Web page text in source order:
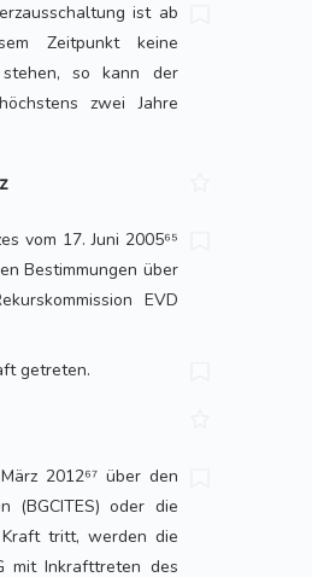
ist ab
Zeitpunkt keine
stehen, so kann der
zwei Jahre
vom 17. Juni 2005⁶⁵
Bestimmungen über
EVD
getreten.
2012⁶⁷ über den
(BGCITES) oder die
tritt, werden die
mit Inkrafttreten des